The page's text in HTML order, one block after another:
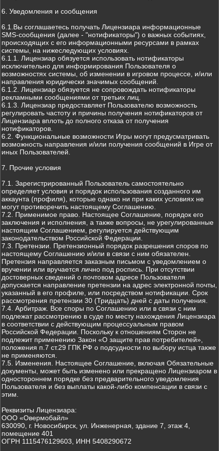
6. Уведомления и сообщения
6.1.Вы соглашаетесь получать Лицензиара информационные
SMS-сообщения (далее - "нотификаторы") о важных событиях,
происходящих с его информационными ресурсами в рамках
системы, на нижеследующих условиях.
6.1.1. Лицензиар обязуется использовать нотификаторы
исключительно для информирования Пользователя о
возможностях системы, об изменении в игровом процессе, и/или
направления юридически значимых сообщений.
6.1.2. Лицензиар обязуется не сопровождать нотификаторы
рекламными сообщениями от третьих лиц.
6.1.3. Лицензиар предоставляет Пользователю возможность
регулировать частоту и причины получения нотификаторов от
Лицензиара вплоть до полного отказа от получения
нотификаторов.
6.2. Функциональные возможности Игры могут предусматривать
возможность направления и/или получения сообщений в Игре от
иных Пользователей.
7. Прочие условия
7.1. Зарегистрированный Пользователь самостоятельно
определяет условия и порядок использования созданного им
аккаунта (профиля), которые однако ни при каких условиях не
могут противоречить настоящему Соглашению.
7.2. Применимое право. Настоящее Соглашение, порядок его
заключения и исполнения, а также вопросы, не урегулированные
настоящим Соглашением, регулируется действующим
законодательством Российской Федерации.
7.3. Претензии. Претензионный порядок разрешения споров по
настоящему Соглашению и/или в связи с ним обязателен.
Претензия направляется заказным письмом с уведомлением о
вручении или вручается лично под роспись. При отсутствии
достоверных сведений о почтовом адресе Пользователя
допускается направление претензии на адрес электронной почты,
указанный в его профиле, или посредством нотификации. Срок
рассмотрения претензии 30 (Тридцать) дней с даты получения.
7.4. Арбитраж. Все споры по Соглашению или в связи с ним
подлежат рассмотрению в суде по месту нахождения Лицензиара
в соответствии с действующим процессуальным правом
Российской Федерации. Поскольку к отношениям Сторон не
подлежит применению Закон «О защите прав потребителей»,
положения п.7 ст.29 ГПК РФ о подсудности по выбору истца также
не применяются.
7.5. Изменения. Настоящее Соглашение, включая Обязательные
документы, может быть изменено или прекращено Лицензиаром в
одностороннем порядке без предварительного уведомления
Пользователя и без выплаты какой-либо компенсации в связи с
этим.
Реквизиты Лицензиара:
ООО «Овермобайл»
630090, г. Новосибирск, ул. Инженерная, здание 7, этаж 4,
помещение 401
ОГРН 1115476129603, ИНН 5408290672